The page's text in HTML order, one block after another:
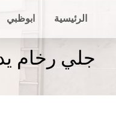
الرئيسية ابوظبي
جلي رخام